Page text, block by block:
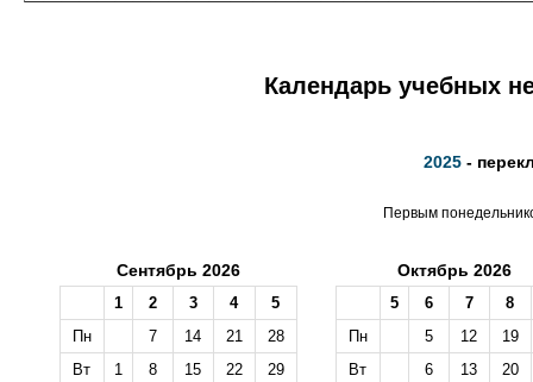
Календарь учебных
2025 -
Первым
Сентябрь 2026
1 2 3 4
5
Пн
7 14 21
28
Вт
1 8 15 22
29
Октябрь 2026
5 6 7
8
Пн
5 12
19
Вт
6 13
20